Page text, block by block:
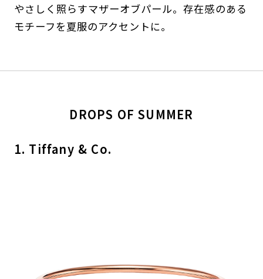
やさしく照らすマザーオブパール。存在感のある
モチーフを夏服のアクセントに。
DROPS OF SUMMER
1. Tiffany & Co.